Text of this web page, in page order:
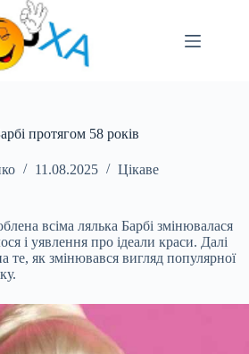
протягом 58 років
11.08.2025 Цікаве
всіма лялька Барбі змінювалася
і уявлення про ідеали краси. Далі
те, як змінювався вигляд популярної